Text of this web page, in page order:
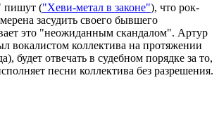
пишут ("Хеви-метал в законе"), что рок-
засудить своего бывшего
это "неожиданным скандалом". Артур
вокалистом коллектива на протяжении
будет отвечать в судебном порядке за то,
песни коллектива без разрешения.